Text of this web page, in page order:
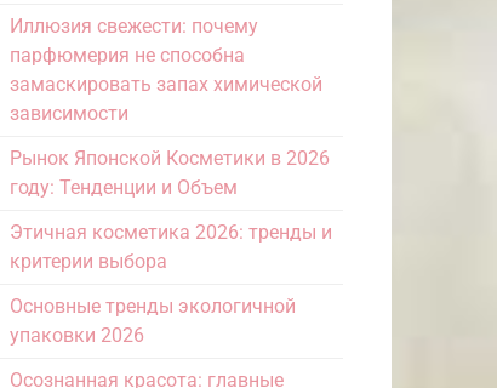
Иллюзия свежести: почему
парфюмерия не способна
замаскировать запах химической
зависимости
Рынок Японской Косметики в 2026
году: Тенденции и Объем
Этичная косметика 2026: тренды и
критерии выбора
Основные тренды экологичной
упаковки 2026
Осознанная красота: главные